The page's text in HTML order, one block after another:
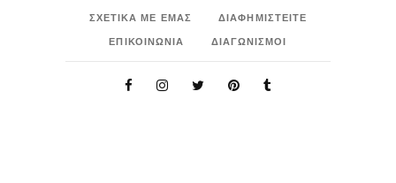
ΣΧΕΤΙΚΑ ΜΕ ΕΜΑΣ
ΔΙΑΦΗΜΙΣΤΕΙΤΕ
ΕΠΙΚΟΙΝΩΝΙΑ
ΔΙΑΓΩΝΙΣΜΟΙ